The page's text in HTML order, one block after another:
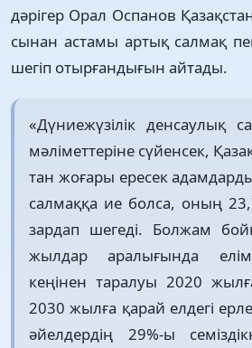
дәрігер Орал Оспа­нов
сынан астамы артық салмақ
шегіп отыр­ған­дығын айтады.
«Дүниежүзілік денсаулық
мәліметтеріне сүйенсек,
тан жоғары ересек
салмаққа ие болса, оның
зар­дап шегеді. Болжам
жылдар аралығында
кеңінен таралуы 2020
2030 жылға қарай елдегі
әйелдердің 29%-ы